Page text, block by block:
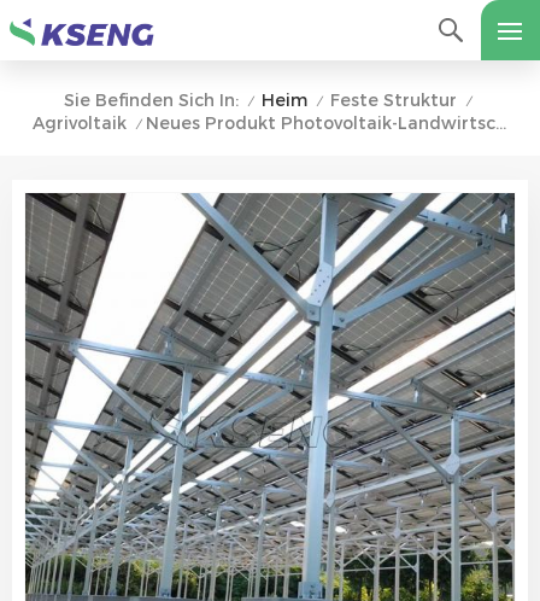
Sie Befinden Sich In: / Heim / Feste Struktur /
Agrivoltaik / Neues Produkt Photovoltaik-Landwirtschafts-Installationshalterung Für Solarparks